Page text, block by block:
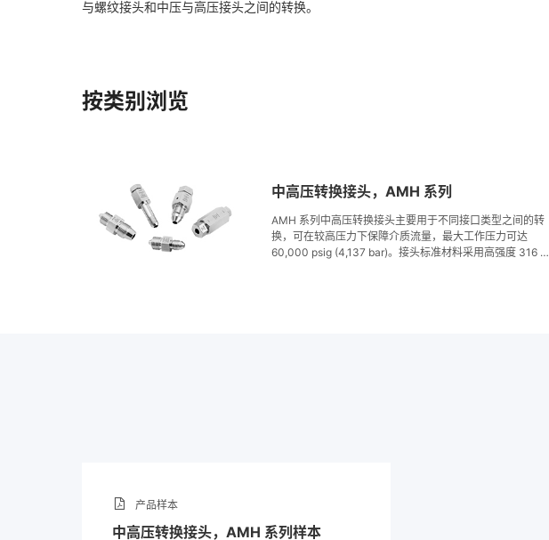
与螺纹接头和中压与高压接头之间的转换。
按类别浏览
中高压转换接头，AMH 系列
AMH 系列中高压转换接头主要用于不同接口类型之间的转
换，可在较高压力下保障介质流量，最大工作压力可达
60,000 psig (4,137 bar)。接头标准材料采用高强度 316 不
产品样本
中高压转换接头，AMH 系列样本